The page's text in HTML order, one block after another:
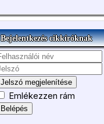
Bejelentkezés cikkíróknak
Jelszó megjelenítése
Emlékezzen rám
Belépés